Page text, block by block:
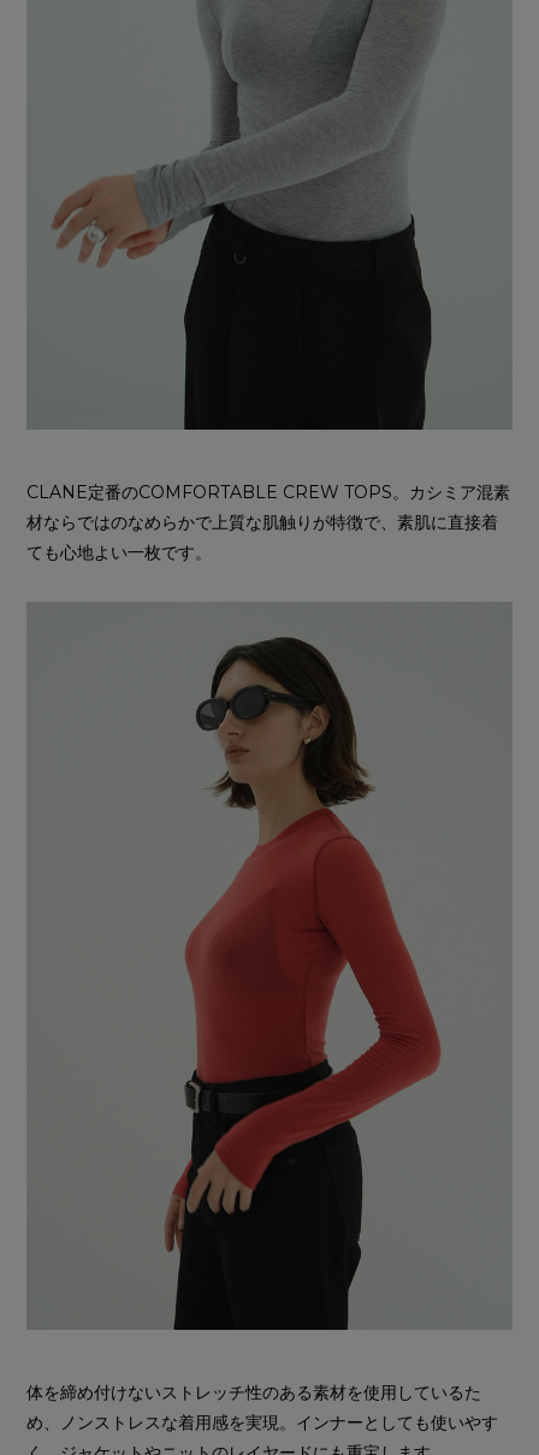
CLANE定番のCOMFORTABLE CREW TOPS。カシミア混素
材ならではのなめらかで上質な肌触りが特徴で、素肌に直接着
ても心地よい一枚です。
体を締め付けないストレッチ性のある素材を使用しているた
め、ノンストレスな着用感を実現。インナーとしても使いやす